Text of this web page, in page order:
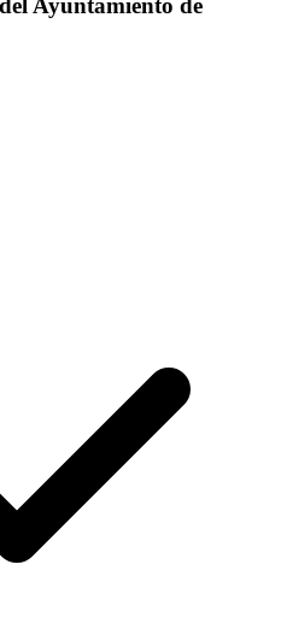
Ayuntamiento de